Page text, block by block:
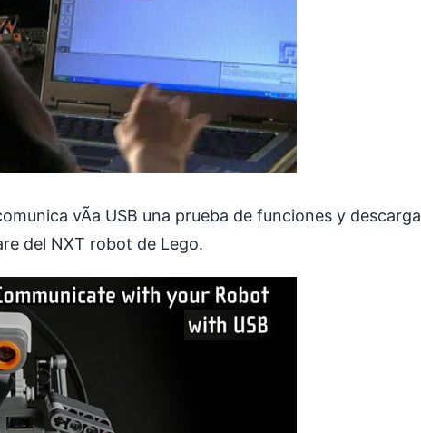
vÃ­a USB una prueba de funciones y descarga
del NXT robot de Lego.